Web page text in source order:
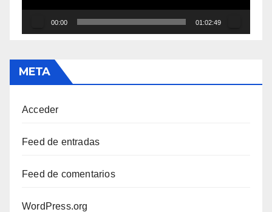
00:00 01:02:49
META
Acceder
Feed de entradas
Feed de comentarios
WordPress.org